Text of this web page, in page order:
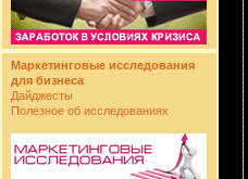
Маркетинговые исследования
для бизнеса
Дайджесты
Полезное об исследованиях